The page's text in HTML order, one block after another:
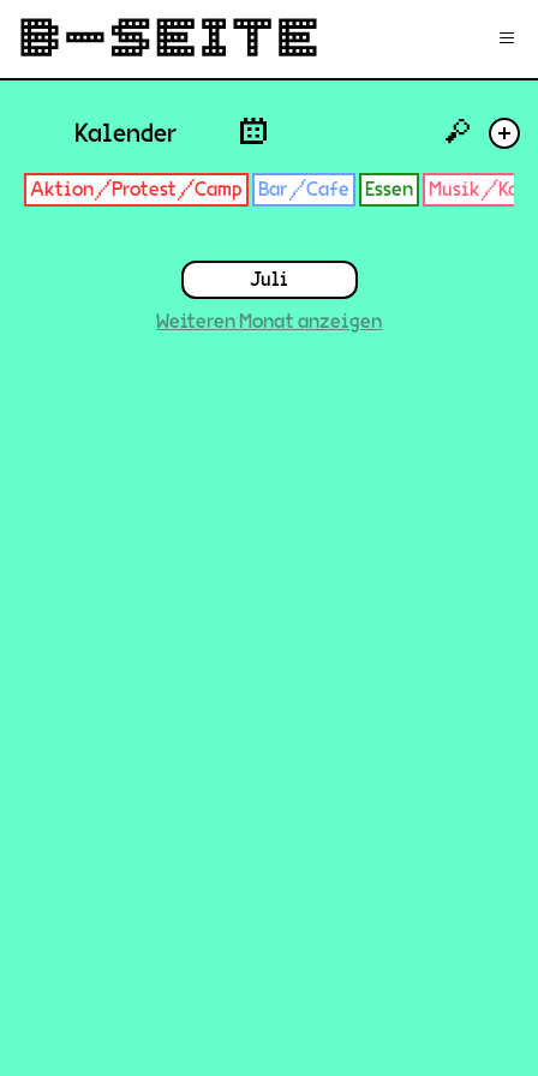
≡
Kalender +
🔎
Aktion/Protest/Camp Bar/Cafe Essen Musik/
Juli
Weiteren Monat anzeigen